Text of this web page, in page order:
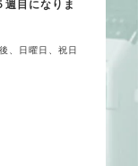
目になりま
、日曜日、祝日